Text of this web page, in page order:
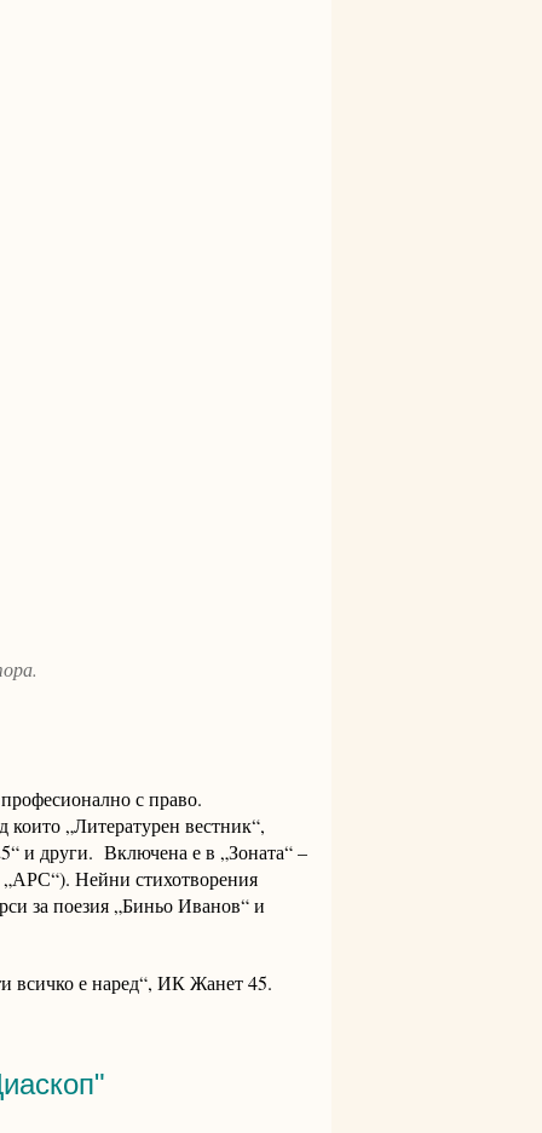
с право.
които „Литературен вестник“,
и други. Включена е в „Зоната“ –
„АРС“). Нейни стихотворения
за поезия „Биньо Иванов“ и
всичко е наред“, ИК Жанет 45.